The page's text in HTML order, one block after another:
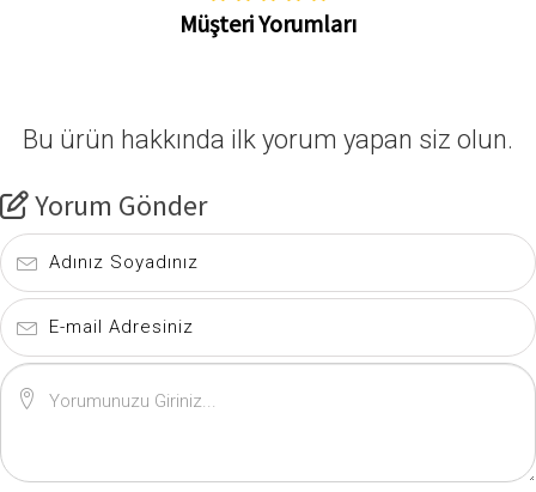
Müşteri Yorumları
Bu ürün hakkında ilk yorum yapan siz olun.
Yorum Gönder